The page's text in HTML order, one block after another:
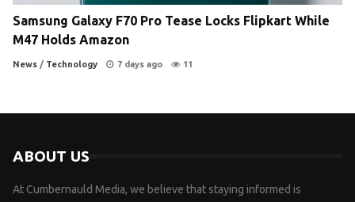
Samsung Galaxy F70 Pro Tease Locks Flipkart While
M47 Holds Amazon
News / Technology 7 days ago 11
ABOUT US
At Cumbernauld Media, we believe that staying informed is